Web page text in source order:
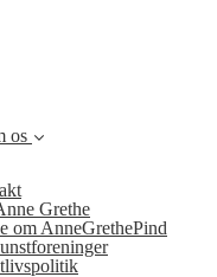
os
Grethe
om AnneGrethePind